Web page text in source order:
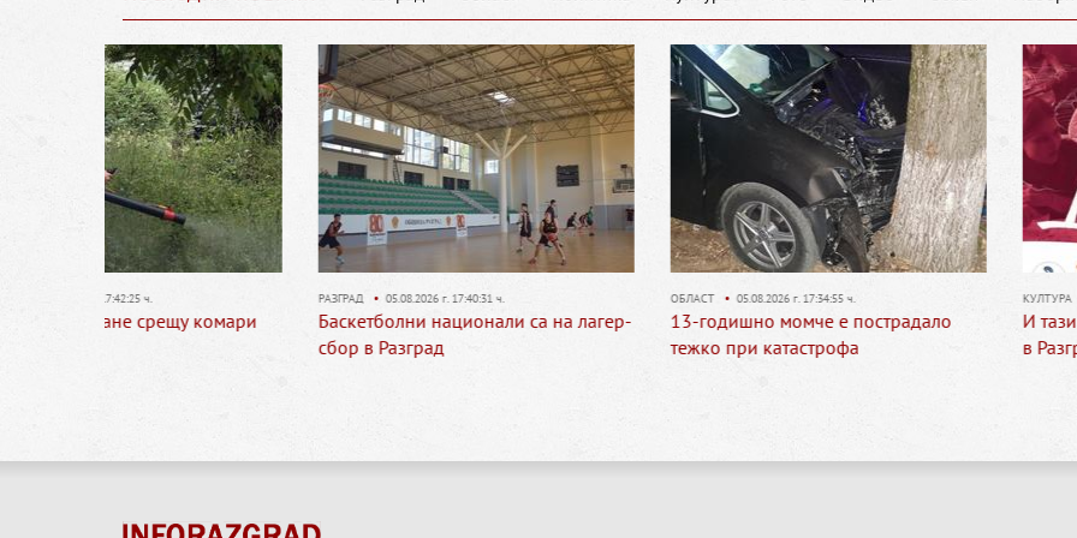
РАЗГРАД
Баскетболни национали са на лагер-
ОБЛАСТ
13-годишно момче е пострадало
КУЛТУРА
И тази година безплатно
в Разград